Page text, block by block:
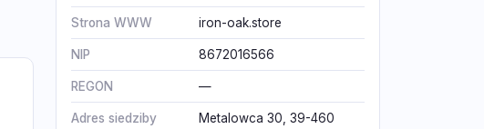
Strona WWW iron-oak.store
NIP 8672016566
REGON —
Adres siedziby
Metalowca 30, 39-460